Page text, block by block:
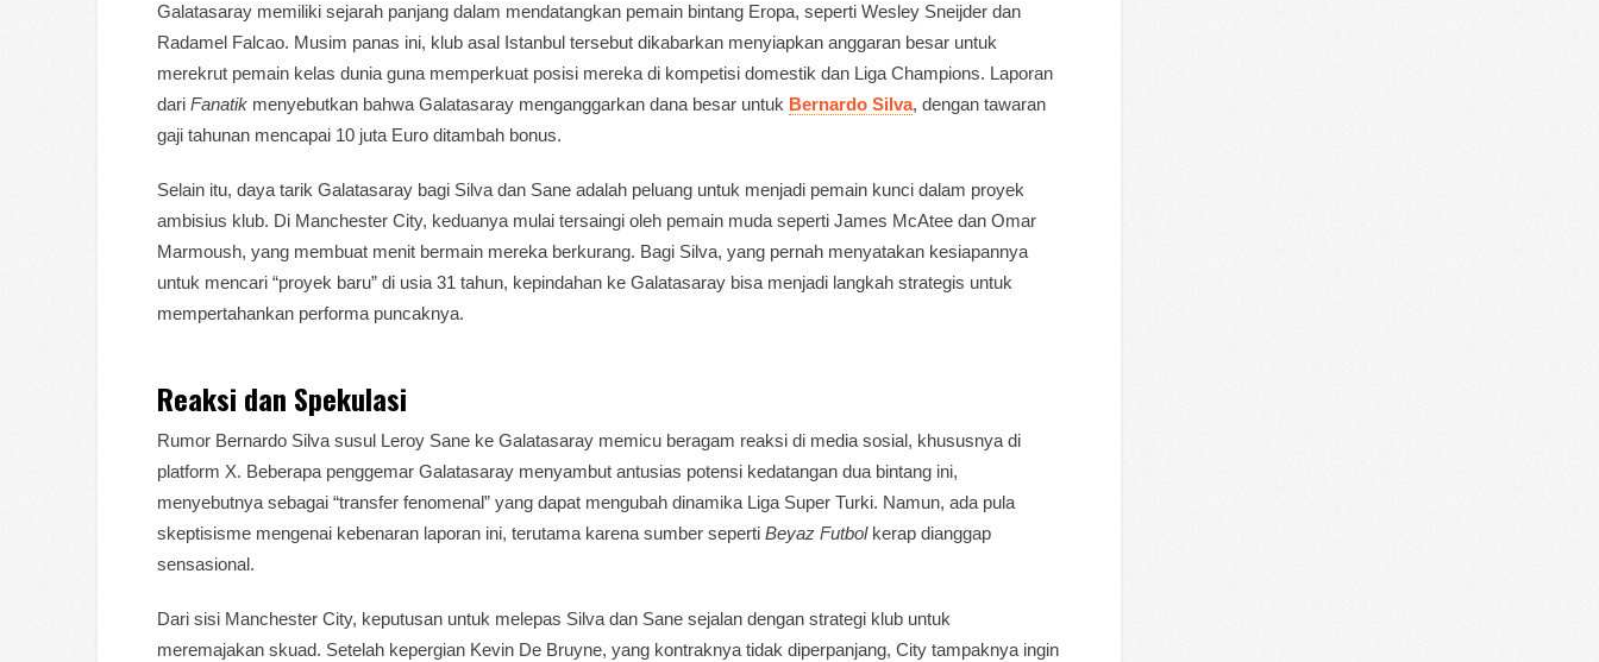
Galatasaray memiliki sejarah panjang dalam mendatangkan pemain bintang Eropa, seperti Wesley Sneijder dan
Radamel Falcao. Musim panas ini, klub asal Istanbul tersebut dikabarkan menyiapkan anggaran besar untuk
merekrut pemain kelas dunia guna memperkuat posisi mereka di kompetisi domestik dan Liga Champions. Laporan
dari Fanatik menyebutkan bahwa Galatasaray menganggarkan dana besar untuk Bernardo Silva, dengan tawaran
gaji tahunan mencapai 10 juta Euro ditambah bonus.
Selain itu, daya tarik Galatasaray bagi Silva dan Sane adalah peluang untuk menjadi pemain kunci dalam proyek
ambisius klub. Di Manchester City, keduanya mulai tersaingi oleh pemain muda seperti James McAtee dan Omar
Marmoush, yang membuat menit bermain mereka berkurang. Bagi Silva, yang pernah menyatakan kesiapannya
untuk mencari “proyek baru” di usia 31 tahun, kepindahan ke Galatasaray bisa menjadi langkah strategis untuk
mempertahankan performa puncaknya.
Reaksi dan Spekulasi
Rumor Bernardo Silva susul Leroy Sane ke Galatasaray memicu beragam reaksi di media sosial, khususnya di
platform X. Beberapa penggemar Galatasaray menyambut antusias potensi kedatangan dua bintang ini,
menyebutnya sebagai “transfer fenomenal” yang dapat mengubah dinamika Liga Super Turki. Namun, ada pula
skeptisisme mengenai kebenaran laporan ini, terutama karena sumber seperti Beyaz Futbolkerap dianggap
sensasional.
Dari sisi Manchester City, keputusan untuk melepas Silva dan Sane sejalan dengan strategi klub untuk
meremajakan skuad. Setelah kepergian Kevin De Bruyne, yang kontraknya tidak diperpanjang, City tampaknya ingin